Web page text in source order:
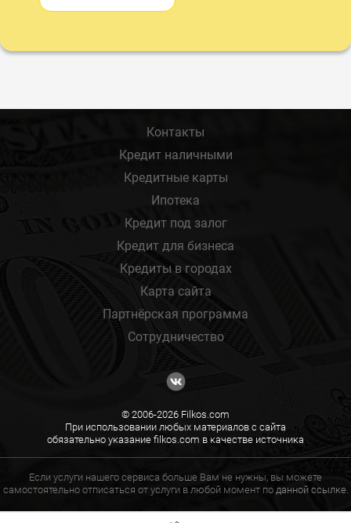
Контакты
Кредит наличными
Кредитные карты
Ипотека
Кредит под залог
Кредит для бизнеса
Кредиты в городах
Карта сайта
Партнёрская программа
Сотрудничество
© 2006-2026 Filkos.com
При использовании любых материалов с сайта
обязательно указание filkos.com в качестве источника
Если услуги нашего сервиса больше Вам не нужны, вы можете
самостоятельно отписаться от услуги в любой момент по данной ссылке.